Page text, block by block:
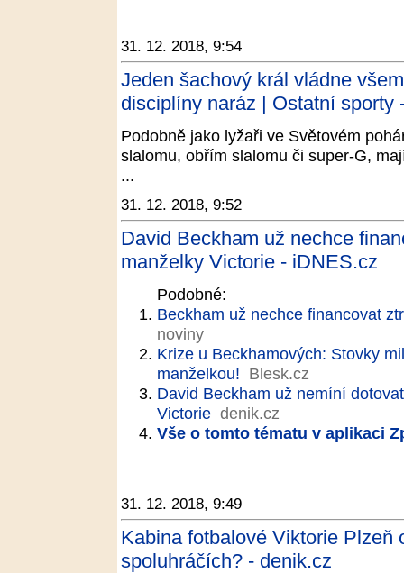
31. 12. 2018, 9:54
Jeden šachový král vládne
disciplíny naráz | Ostatní sporty
Podobně jako lyžaři ve Světovém
slalomu, obřím slalomu či super-G,
...
31. 12. 2018, 9:52
David Beckham už nechce
manželky Victorie - iDNES.cz
Podobné:
Beckham už nechce financovat
noviny
Krize u Beckhamových: Stovky
manželkou! Blesk.cz
David Beckham už nemíní
Victorie denik.cz
Vše o tomto tématu v aplikaci
31. 12. 2018, 9:49
Kabina fotbalové Viktorie Plzeň
spoluhráčích? - denik.cz